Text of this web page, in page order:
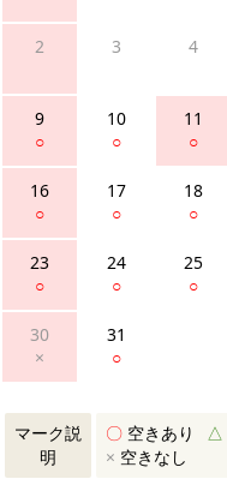
2 3 4
9
○
10
○
11
○
16
○
17
○
18
○
23
○
24
○
25
○
30
×
31
○
マーク説
明
〇 空きあり △
× 空きなし